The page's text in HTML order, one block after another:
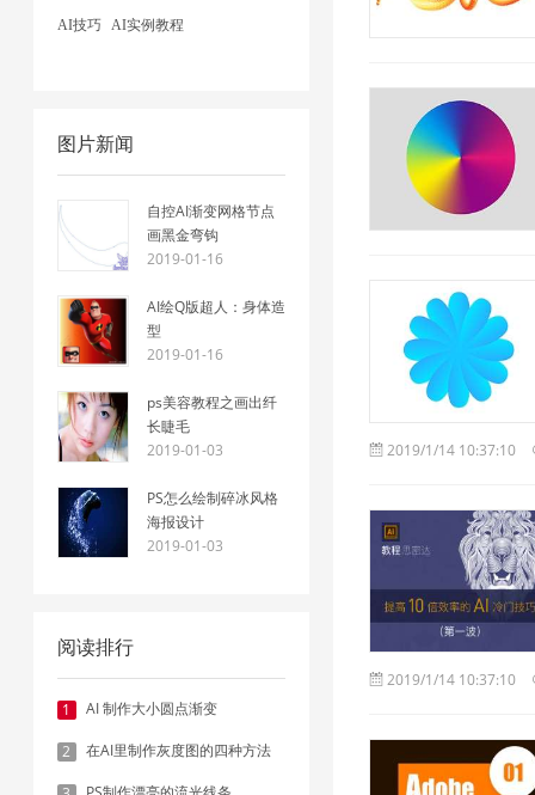
AI技巧 AI实例教程
图片新闻
自控AI渐变网格节点
画黑金弯钩
2019-01-16
AI绘Q版超人：身体造
型
2019-01-16
ps美容教程之画出纤
长睫毛
2019-01-03
PS怎么绘制碎冰风格
海报设计
2019-01-03
阅读排行
1 AI 制作大小圆点渐变
2 在AI里制作灰度图的四种方法
2019/1/14 10:37:10
2019/1/14 10:37:10